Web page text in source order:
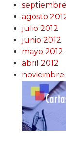
agosto
julio 2012
junio 2012
mayo 2012
abril 2012
noviembre